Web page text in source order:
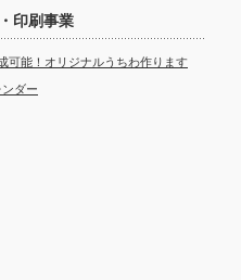
印刷事業
可能！オリジナルうちわ作ります
ダー